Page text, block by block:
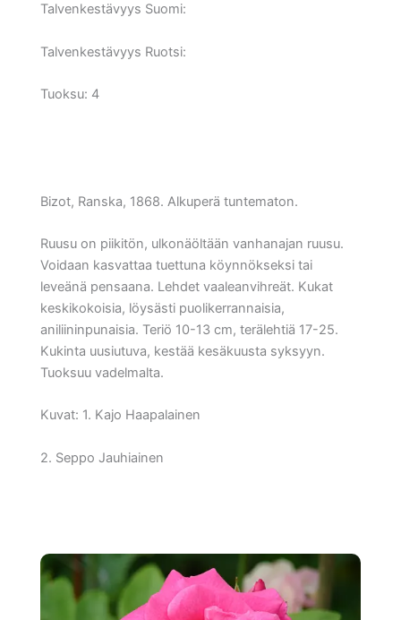
Talvenkestävyys Suomi:
Talvenkestävyys Ruotsi:
Tuoksu: 4
Bizot, Ranska, 1868. Alkuperä tuntematon.
Ruusu on piikitön, ulkonäöltään vanhanajan ruusu.
Voidaan kasvattaa tuettuna köynnökseksi tai
leveänä pensaana. Lehdet vaaleanvihreät. Kukat
keskikokoisia, löysästi puolikerrannaisia,
aniliininpunaisia. Teriö 10-13 cm, terälehtiä 17-25.
Kukinta uusiutuva, kestää kesäkuusta syksyyn.
Tuoksuu vadelmalta.
Kuvat: 1. Kajo Haapalainen
2. Seppo Jauhiainen